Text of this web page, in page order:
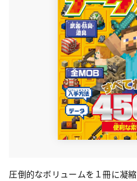
圧倒的なボリュームを１冊に凝縮